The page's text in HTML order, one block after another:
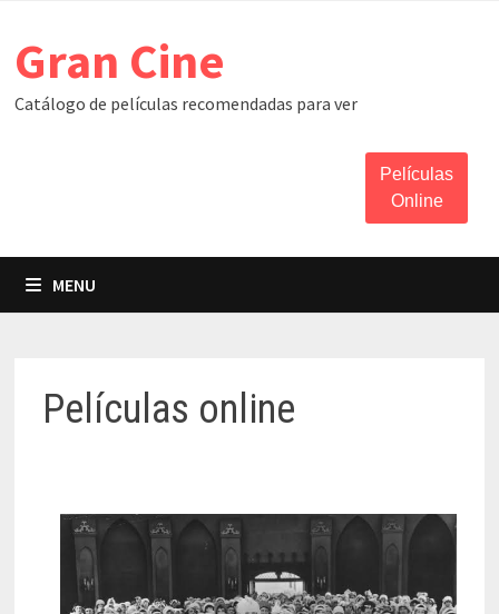
content
Gran Cine
Catálogo de películas recomendadas para ver
Películas
Online
MENU
Películas online